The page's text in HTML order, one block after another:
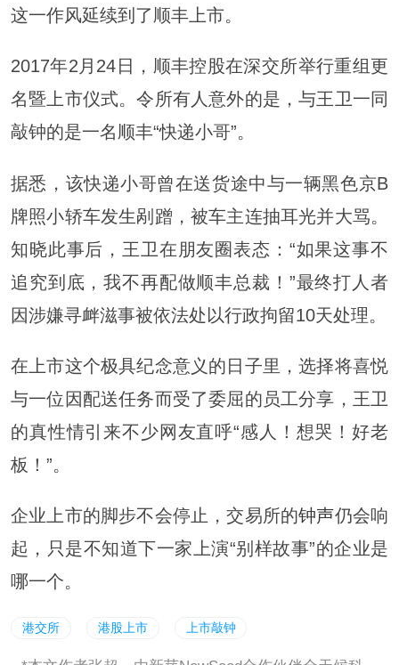
这一作风延续到了顺丰上市。
2017年2月24日，顺丰控股在深交所举行重组更
名暨上市仪式。令所有人意外的是，与王卫一同
敲钟的是一名顺丰“快递小哥”。
据悉，该快递小哥曾在送货途中与一辆黑色京B
牌照小轿车发生剐蹭，被车主连抽耳光并大骂。
知晓此事后，王卫在朋友圈表态：“如果这事不
追究到底，我不再配做顺丰总裁！”最终打人者
因涉嫌寻衅滋事被依法处以行政拘留10天处理。
在上市这个极具纪念意义的日子里，选择将喜悦
与一位因配送任务而受了委屈的员工分享，王卫
的真性情引来不少网友直呼“感人！想哭！好老
板！”。
企业上市的脚步不会停止，交易所的钟声仍会响
起，只是不知道下一家上演“别样故事”的企业是
哪一个。
港交所 港股上市 上市敲钟